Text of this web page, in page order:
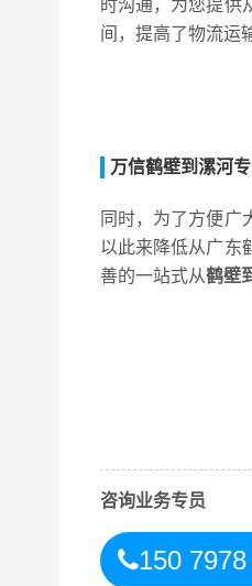
时沟通，为您提供
间，提高了物流运
万信鹤壁到漯河
同时，为了方便广
以此来降低从广东
善的一站式从鹤壁
心，业务覆盖公路
物操作流程，减少
企业提供到更优质
咨询业务专员
150